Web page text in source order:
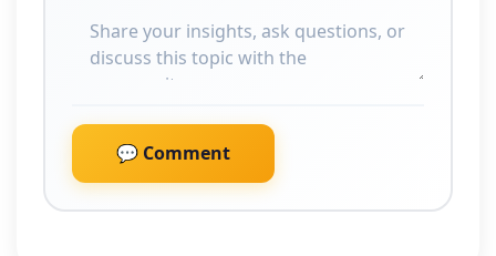
💬 Comment